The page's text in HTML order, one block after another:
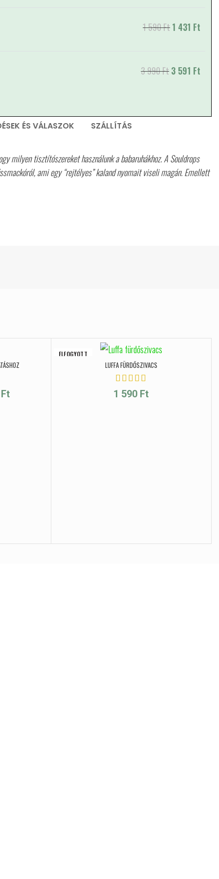
1 590FtOriginal price
1 431 Ft
3 990FtOriginal price
3 591 Ft
ÉS VÁLASZOK SZÁLLÍTÁS
milyen tisztítószereket használunk a babaruhákhoz. A Souldrops
ami egy “rejtélyes” kaland nyomait viseli magán. Emellett
Ft
ELFOGYOTT
LUFFA FÜRDŐSZIVACS
1 590 Ft